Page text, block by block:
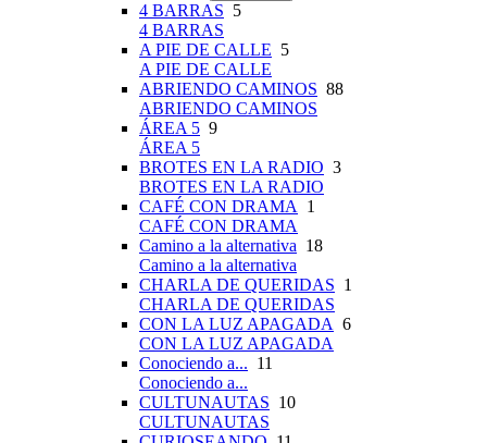
4 BARRAS 5
4 BARRAS
A PIE DE CALLE 5
A PIE DE CALLE
ABRIENDO CAMINOS 88
ABRIENDO CAMINOS
ÁREA 5 9
ÁREA 5
BROTES EN LA RADIO 3
BROTES EN LA RADIO
CAFÉ CON DRAMA 1
CAFÉ CON DRAMA
Camino a la alternativa 18
Camino a la alternativa
CHARLA DE QUERIDAS 1
CHARLA DE QUERIDAS
CON LA LUZ APAGADA 6
CON LA LUZ APAGADA
Conociendo a... 11
Conociendo a...
CULTUNAUTAS 10
CULTUNAUTAS